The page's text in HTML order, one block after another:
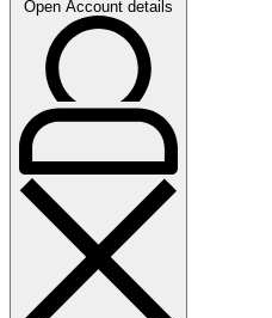
Open Account details